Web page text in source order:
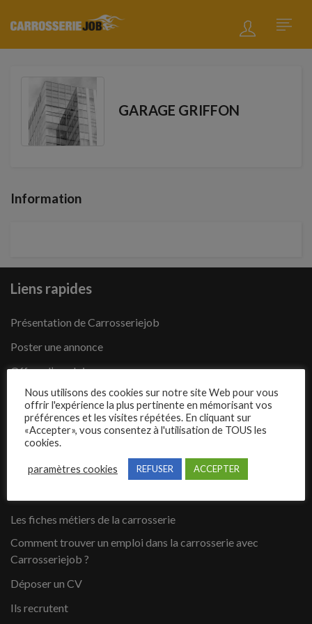
GARAGE GRIFFON
Information
Liens rapides
Présentation de Carrosseriejob
Poster une annonce
Offres d’emploi
Questions fréquentes
Blog
Contact
Les fiches métiers de la carrosserie
Comment trouver un emploi dans la carrosserie avec
Carrosseriejob ?
Déposer un CV
Ils recrutent
Nous utilisons des cookies sur notre site Web pour vous
offrir l'expérience la plus pertinente en mémorisant vos
préférences et les visites répétées. En cliquant sur
«Accepter», vous consentez à l'utilisation de TOUS les
cookies.
paramètres cookies REFUSER ACCEPTER